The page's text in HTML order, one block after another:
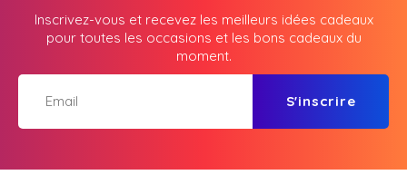
Inscrivez-vous et recevez les meilleurs idées cadeaux
pour toutes les occasions et les bons cadeaux du
moment.
S'inscrire